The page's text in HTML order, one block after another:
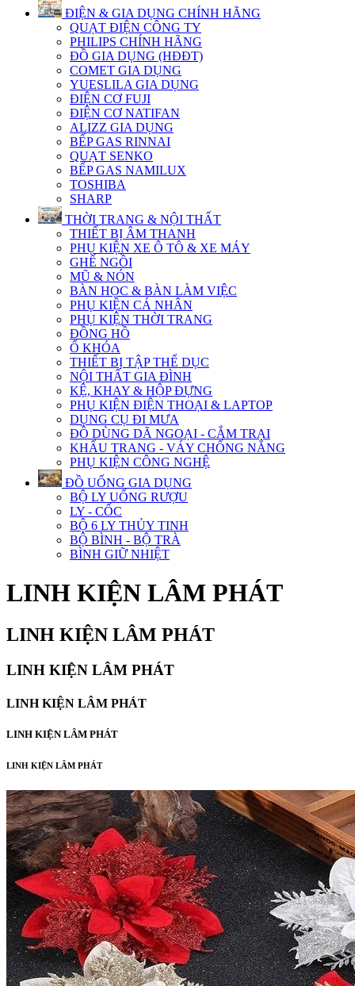
ĐIỆN & GIA DỤNG CHÍNH HÃNG
QUẠT ĐIỆN CÔNG TY
PHILIPS CHÍNH HÃNG
ĐỒ GIA DỤNG (HĐĐT)
COMET GIA DỤNG
YUESLILA GIA DỤNG
ĐIỆN CƠ FUJI
ĐIỆN CƠ NATIFAN
ALIZZ GIA DỤNG
BẾP GAS RINNAI
QUẠT SENKO
BẾP GAS NAMILUX
TOSHIBA
SHARP
THỜI TRANG & NỘI THẤT
THIẾT BỊ ÂM THANH
PHỤ KIỆN XE Ô TÔ & XE MÁY
GHẾ NGỒI
MŨ & NÓN
BÀN HỌC & BÀN LÀM VIỆC
PHỤ KIỆN CÁ NHÂN
PHỤ KIỆN THỜI TRANG
ĐỒNG HỒ
Ổ KHÓA
THIẾT BỊ TẬP THỂ DỤC
NỘI THẤT GIA ĐÌNH
KỆ, KHAY & HỘP ĐỰNG
PHỤ KIỆN ĐIỆN THOẠI & LAPTOP
DỤNG CỤ ĐI MƯA
ĐỒ DÙNG DÃ NGOẠI - CẮM TRẠI
KHẨU TRANG - VÁY CHỐNG NẮNG
PHỤ KIỆN CÔNG NGHỆ
ĐỒ UỐNG GIA DỤNG
BỘ LY UỐNG RƯỢU
LY - CỐC
BỘ 6 LY THỦY TINH
BỘ BÌNH - BỘ TRÀ
BÌNH GIỮ NHIỆT
LINH KIỆN LÂM PHÁT
LINH KIỆN LÂM PHÁT
LINH KIỆN LÂM PHÁT
LINH KIỆN LÂM PHÁT
LINH KIỆN LÂM PHÁT
LINH KIỆN LÂM PHÁT